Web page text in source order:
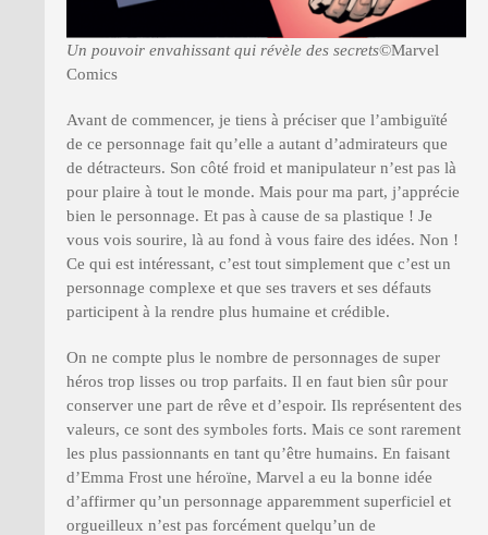
Un pouvoir envahissant qui révèle des secrets©Marvel
Comics
Avant de commencer, je tiens à préciser que l’ambiguïté
de ce personnage fait qu’elle a autant d’admirateurs que
de détracteurs. Son côté froid et manipulateur n’est pas là
pour plaire à tout le monde. Mais pour ma part, j’apprécie
bien le personnage. Et pas à cause de sa plastique ! Je
vous vois sourire, là au fond à vous faire des idées. Non !
Ce qui est intéressant, c’est tout simplement que c’est un
personnage complexe et que ses travers et ses défauts
participent à la rendre plus humaine et crédible.
On ne compte plus le nombre de personnages de super
héros trop lisses ou trop parfaits. Il en faut bien sûr pour
conserver une part de rêve et d’espoir. Ils représentent des
valeurs, ce sont des symboles forts. Mais ce sont rarement
les plus passionnants en tant qu’être humains. En faisant
d’Emma Frost une héroïne, Marvel a eu la bonne idée
d’affirmer qu’un personnage apparemment superficiel et
orgueilleux n’est pas forcément quelqu’un de